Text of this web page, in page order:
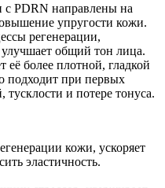
PDRN направлены на
упругости кожи.
регенерации,
общий тон лица.
её более плотной, гладкой
подходит при первых
и потере тонуса.
кожи, ускоряет
эластичность.